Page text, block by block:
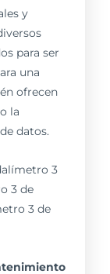
y
para ser
una
ofrecen
la
datos.